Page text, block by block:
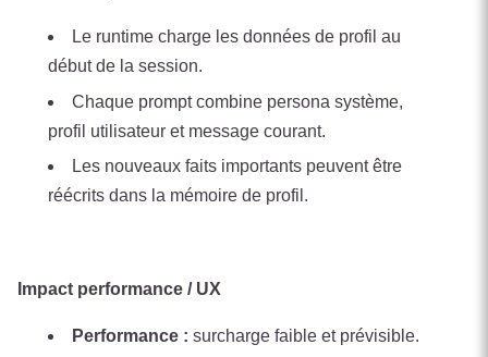
Le runtime charge les données de profil au
début de la session.
Chaque prompt combine persona système,
profil utilisateur et message courant.
Les nouveaux faits importants peuvent être
réécrits dans la mémoire de profil.
Impact performance / UX
Performance : surcharge faible et prévisible.